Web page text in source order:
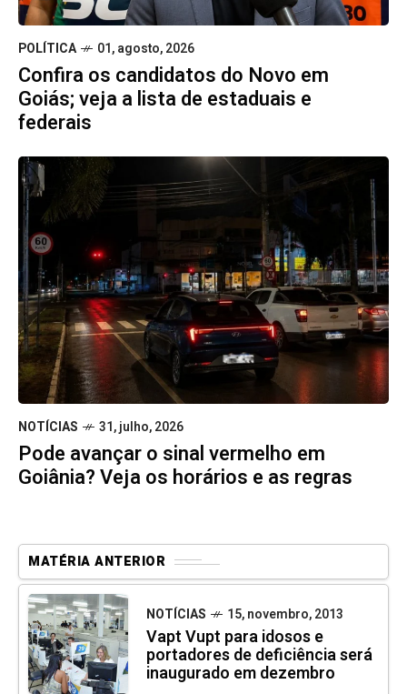
POLÍTICA 01, agosto, 2026
Confira os candidatos do Novo em
Goiás; veja a lista de estaduais e
federais
NOTÍCIAS 31, julho, 2026
Pode avançar o sinal vermelho em
Goiânia? Veja os horários e as regras
MATÉRIA ANTERIOR
NOTÍCIAS 15, novembro, 2013
Vapt Vupt para idosos e
portadores de deficiência será
inaugurado em dezembro